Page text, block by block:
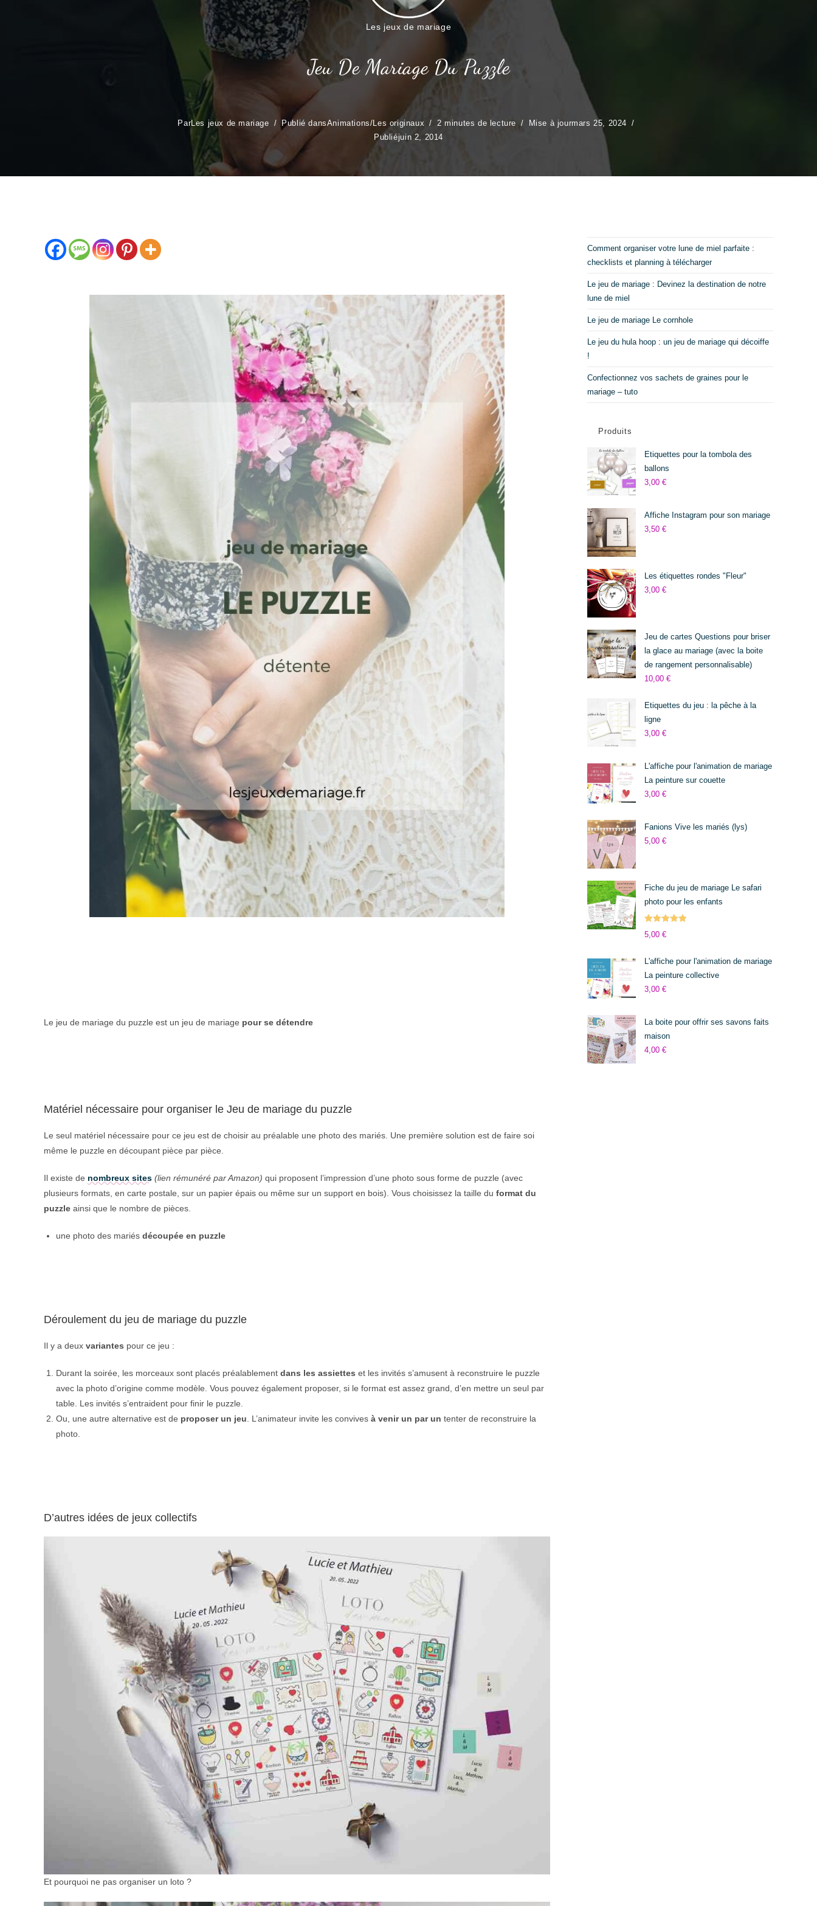
Les jeux de mariage
Jeu De Mariage Du Puzzle
ParLes jeux de mariage Publié dansAnimations/Les originaux 2 minutes de lecture Mise à jourmars 25, 2024
Publiéjuin 2, 2014
Le jeu de mariage du puzzle est un jeu de mariage pour se détendre
Matériel nécessaire pour organiser le Jeu de mariage du puzzle
Le seul matériel nécessaire pour ce jeu est de choisir au préalable une photo des mariés. Une première solution est de faire soi
même le puzzle en découpant pièce par pièce.
Il existe de nombreux sites (lien rémunéré par Amazon) qui proposent l’impression d’une photo sous forme de puzzle (avec
plusieurs formats, en carte postale, sur un papier épais ou même sur un support en bois). Vous choisissez la taille du format du
puzzle ainsi que le nombre de pièces.
une photo des mariés découpée en puzzle
Déroulement du jeu de mariage du puzzle
Il y a deux variantes pour ce jeu :
Durant la soirée, les morceaux sont placés préalablement dans les assiettes et les invités s’amusent à reconstruire le puzzle
avec la photo d’origine comme modèle. Vous pouvez également proposer, si le format est assez grand, d’en mettre un seul par
table. Les invités s’entraident pour finir le puzzle.
Ou, une autre alternative est de proposer un jeu . L’animateur invite les convives à venir un par un tenter de reconstruire la
photo.
D’autres idées de jeux collectifs
Et pourquoi ne pas organiser un loto ?
Comment organiser votre lune de miel parfaite :
checklists et planning à télécharger
Le jeu de mariage : Devinez la destination de notre
lune de miel
Le jeu de mariage Le cornhole
Le jeu du hula hoop : un jeu de mariage qui décoiffe
!
Confectionnez vos sachets de graines pour le
mariage – tuto
Produits
Etiquettes pour la tombola des
ballons
3,00 €
Affiche Instagram pour son mariage
3,50 €
Les étiquettes rondes "Fleur"
3,00 €
Jeu de cartes Questions pour briser
la glace au mariage (avec la boite
de rangement personnalisable)
10,00 €
Etiquettes du jeu : la pêche à la
ligne
3,00 €
L'affiche pour l'animation de mariage
La peinture sur couette
3,00 €
Fanions Vive les mariés (lys)
5,00 €
Fiche du jeu de mariage Le safari
photo pour les enfants
Note 5.00
5,00 €
L'affiche pour l'animation de mariage
La peinture collective
3,00 €
La boite pour offrir ses savons faits
maison
4,00 €